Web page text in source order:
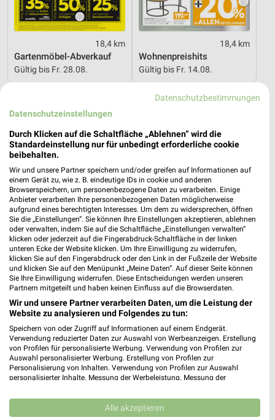
18,4 km
Gartenmöbel-Abverkauf
Gültig bis Fr. 28.08.
18,4 km
Wohnenpreishits
Gültig bis Fr. 14.08.
18,4 km
Wohnen Spezial
Gültig bis Fr. 14.08.
XXXLutz
18,4 km
Junges Wohnen
Gültig bis Fr. 14.08.
XXXLutz XXXLutz
Datenschutzbestimmungen
Datenschutzeinstellungen
Durch Klicken auf die Schaltfläche „Ablehnen“ wird die
Standardeinstellung nur für unbedingt erforderliche cookie
beibehalten.
Wir und unsere Partner speichern und/oder greifen auf Informationen auf
einem Gerät zu, wie z. B. eindeutige IDs in cookie und anderen
Browserspeichern, um personenbezogene Daten zu verarbeiten. Einige
Anbieter verarbeiten Ihre personenbezogenen Daten möglicherweise
aufgrund eines berechtigten Interesses. Um dem zu widersprechen, öffnen
Sie die „Einstellungen“. Sie können Ihre Einstellungen akzeptieren, ablehnen
oder verwalten, indem Sie auf die Schaltfläche „Einstellungen verwalten“
klicken oder jederzeit auf die Fingerabdruck-Schaltfläche in der linken
unteren Ecke der Website klicken. Um Ihre Einwilligung zu widerrufen,
klicken Sie auf den Fingerabdruck oder den Link in der Fußzeile der Website
und klicken Sie auf den Menüpunkt „Meine Daten“. Auf dieser Seite können
Sie Ihre Einwilligung widerrufen. Diese Entscheidungen werden unseren
Partnern mitgeteilt und haben keinen Einfluss auf die Browserdaten.
Wir und unsere Partner verarbeiten Daten, um die Leistung der
Website zu analysieren und Folgendes zu tun:
Speichern von oder Zugriff auf Informationen auf einem Endgerät.
Verwendung reduzierter Daten zur Auswahl von Werbeanzeigen. Erstellung
von Profilen für personalisierte Werbung. Verwendung von Profilen zur
Auswahl personalisierter Werbung. Erstellung von Profilen zur
Personalisierung von Inhalten. Verwendung von Profilen zur Auswahl
personalisierter Inhalte. Messung der Werbeleistung. Messung der
Kombinationen von Daten aus verschiedenen Quellen. Entwicklung und
Verbesserung der Angebote. Verwendung reduzierter Daten zur Auswahl
von Inhalten.
Alle akzeptieren